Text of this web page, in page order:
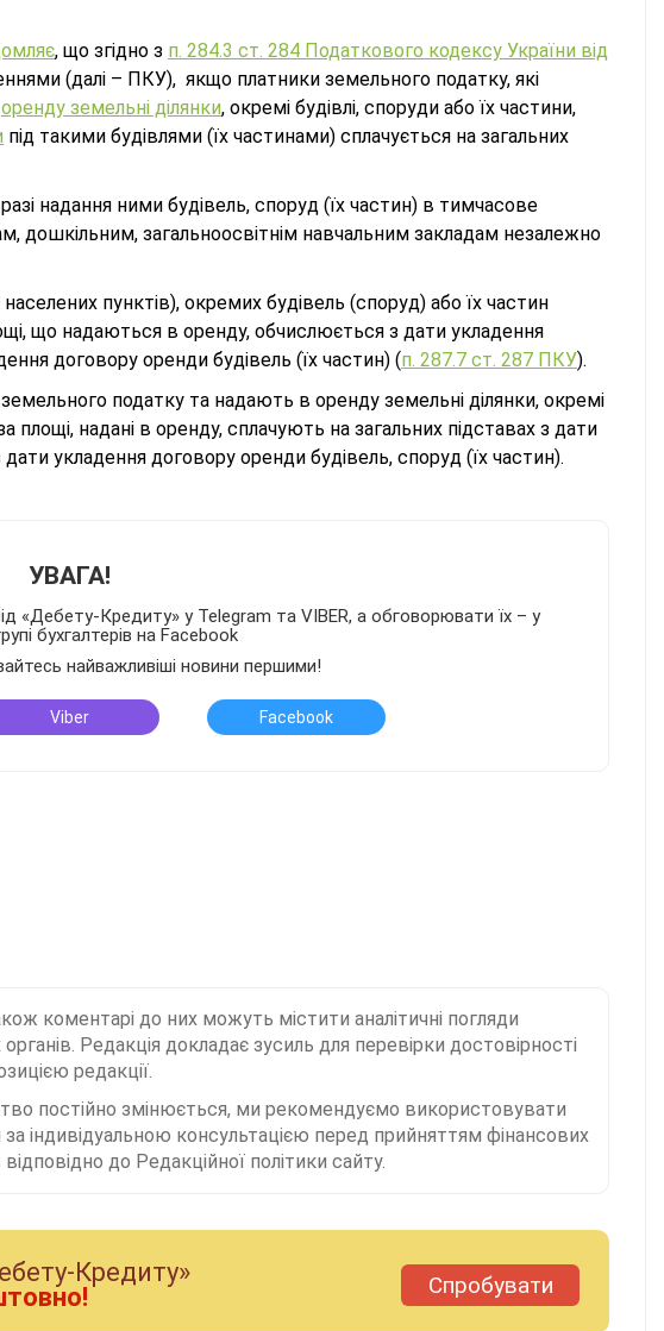
, що згідно з п. 284.3 ст. 284 Податкового кодексу України від
(далі – ПКУ), якщо платники земельного податку, які
оренду земельні ділянки, окремі будівлі, споруди або їх частини,
під такими будівлями (їх частинами) сплачується на загальних
надання ними будівель, споруд (їх частин) в тимчасове
загальноосвітнім навчальним закладам незалежно
пунктів), окремих будівель (споруд) або їх частин
що надаються в оренду, обчислюється з дати укладення
договору оренди будівель (їх частин) (п. 287.7 ст. 287 ПКУ).
податку та надають в оренду земельні ділянки, окремі
площі, надані в оренду, сплачують на загальних підставах з дати
укладення договору оренди будівель, споруд (їх частин).
УВАГА!
«Дебету-Кредиту» у Telegram та VIBER, а обговорювати їх – у
бухгалтерів на Facebook
найважливіші новини першими!
Viber Facebook
коментарі до них можуть містити аналітичні погляди
Редакція докладає зусиль для перевірки достовірності
редакції.
постійно змінюється, ми рекомендуємо використовувати
індивідуальною консультацією перед прийняттям фінансових
до Редакційної політики сайту.
Кредиту»
Спробувати